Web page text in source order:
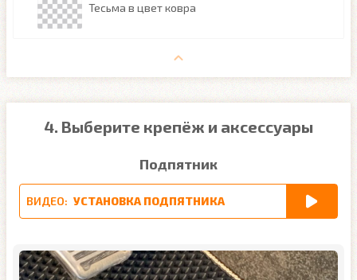
Тесьма в цвет ковра
4. Выберите крепёж и аксессуары
Подпятник
ВИДЕО: УСТАНОВКА ПОДПЯТНИКА